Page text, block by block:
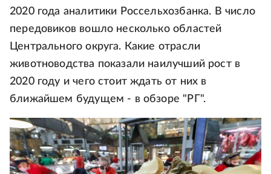
2020 года аналитики Россельхозбанка. В число
передовиков вошло несколько областей
Центрального округа. Какие отрасли
животноводства показали наилучший рост в
2020 году и чего стоит ждать от них в
ближайшем будущем - в обзоре "РГ".